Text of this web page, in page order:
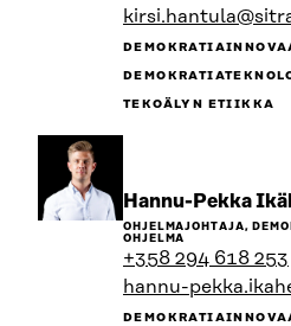
TEKOÄLYN ETIIKKA
Hannu-Pekka
OHJELMAJOHTAJA,
OHJELMA
+358 294 618 253
hannu-